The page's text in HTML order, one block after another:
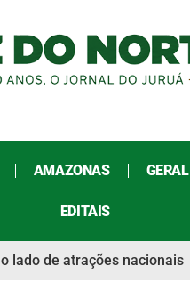
AMAZONAS GERAL
EDITAIS
lado de atrações nacionais